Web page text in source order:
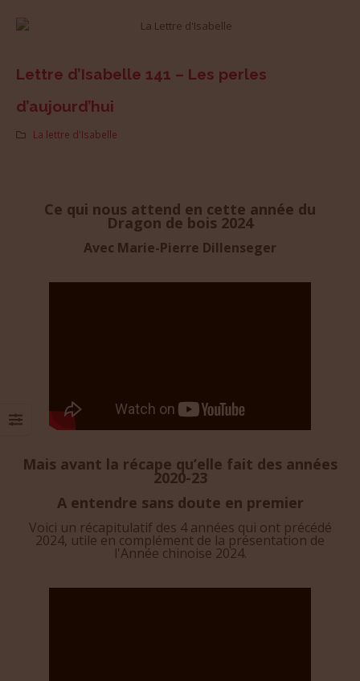
Lettre d’Isabelle 141 – Les perles
d’aujourd’hui
La lettre d'Isabelle
Ce qui nous attend en cette année du
Dragon de bois 2024
Avec Marie-Pierre Dillenseger
Mais avant la récape qu’elle fait des années
2020-23
A entendre sans doute en premier
Voici un récapitulatif des 4 années qui ont précédé
2024, utile en complément de la présentation de
l'Année chinoise 2024.